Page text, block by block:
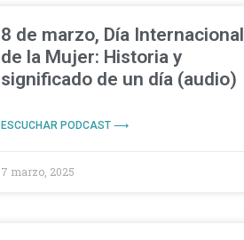
8 de marzo, Día Internacional
de la Mujer: Historia y
significado de un día (audio)
ESCUCHAR PODCAST ⟶
7 marzo, 2025